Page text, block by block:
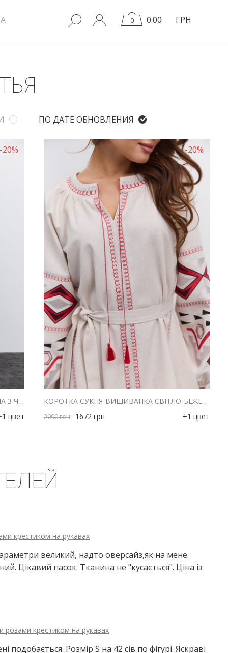
0 0.00 ГРН
ПО ДАТЕ ОБНОВЛЕНИЯ
-20%
КОРОТКА СУКНЯ-ВИШИВАНКА МОЛОЧНА З ЧЕРВОНОЮ ГЕОМЕТРІЄЮ ГЛАДДЮ
цвет
-20%
КОРОТКА СУКНЯ-ВИШИВАНКА СВІТЛО-БЕЖЕВА З ЧЕРВОНОЮ ГЕОМЕТРІЄЮ ГЛАДДЮ
2090грн 1672 грн +1 цвет
крестиком на рукавах
великий, надто оверсайз,як на мене.
Цікавий пасок. Тканина не "кусається". Ціна із
крестиком на рукавах
Розмір S на 42 сів по фігурі. Яскраві